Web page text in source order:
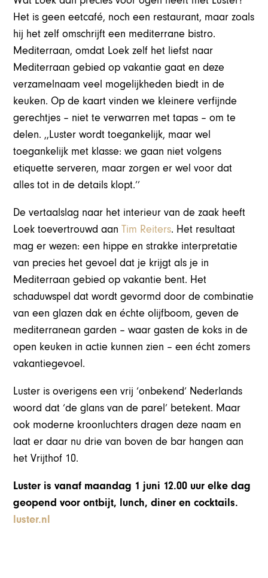
Het is geen eetcafé, noch een restaurant, maar zoals
hij het zelf omschrijft een mediterrane bistro.
Mediterraan, omdat Loek zelf het liefst naar
Mediterraan gebied op vakantie gaat en deze
verzamelnaam veel mogelijkheden biedt in de
keuken. Op de kaart vinden we kleinere verfijnde
gerechtjes – niet te verwarren met tapas – om te
delen. ,,Luster wordt toegankelijk, maar wel
toegankelijk met klasse: we gaan niet volgens
etiquette serveren, maar zorgen er wel voor dat
alles tot in de details klopt.’’
De vertaalslag naar het interieur van de zaak heeft
Loek toevertrouwd aanTim Reiters. Het resultaat
mag er wezen: een hippe en strakke interpretatie
van precies het gevoel dat je krijgt als je in
Mediterraan gebied op vakantie bent. Het
schaduwspel dat wordt gevormd door de combinatie
van een glazen dak en échte olijfboom, geven de
mediterranean garden – waar gasten de koks in de
open keuken in actie kunnen zien – een écht zomers
vakantiegevoel.
Luster is overigens een vrij ‘onbekend’ Nederlands
woord dat ‘de glans van de parel’ betekent. Maar
ook moderne kroonluchters dragen deze naam en
laat er daar nu drie van boven de bar hangen aan
het Vrijthof 10.
Luster is vanaf maandag 1 juni 12.00 uur elke dag
geopend voor ontbijt, lunch, diner en cocktails.
luster.nl